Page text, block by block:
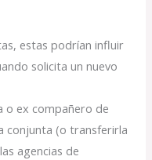
estas podrían influir
solicita un nuevo
o ex compañero de
conjunta (o transferirla
agencias de